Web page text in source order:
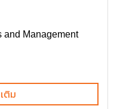
and Management
ติม